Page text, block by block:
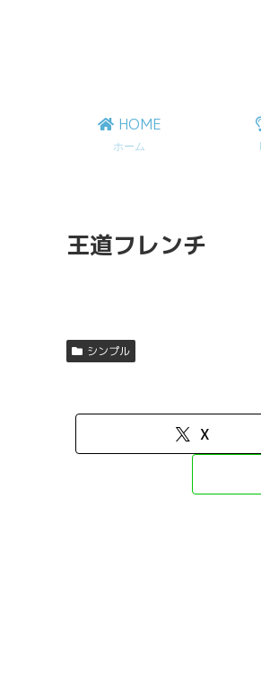
HOME
ホーム
王道フレンチ
シンプル
X